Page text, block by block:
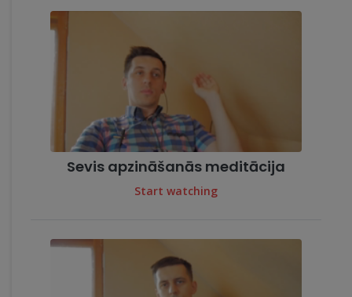
Sevis apzināšanās meditācija
Start watching